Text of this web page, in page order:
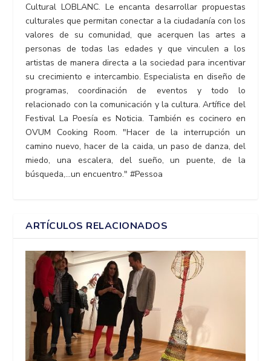
Cultural LOBLANC. Le encanta desarrollar propuestas
culturales que permitan conectar a la ciudadanía con los
valores de su comunidad, que acerquen las artes a
personas de todas las edades y que vinculen a los
artistas de manera directa a la sociedad para incentivar
su crecimiento e intercambio. Especialista en diseño de
programas, coordinación de eventos y todo lo
relacionado con la comunicación y la cultura. Artífice del
Festival La Poesía es Noticia. También es cocinero en
OVUM Cooking Room. "Hacer de la interrupción un
camino nuevo, hacer de la caida, un paso de danza, del
miedo, una escalera, del sueño, un puente, de la
búsqueda,...un encuentro." #Pessoa
ARTÍCULOS RELACIONADOS